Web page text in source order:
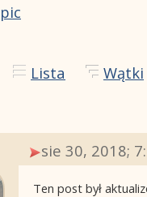
Lista Wątki
sie 30, 2018;
Ten post był